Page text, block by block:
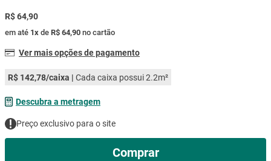
R$ 64,90
em até 1x de R$ 64,90 no cartão
Ver mais opções de pagamento
R$ 142,78/caixa | Cada caixa possui2.2m²
Descubra a metragem
Preço exclusivo para o site
Comprar